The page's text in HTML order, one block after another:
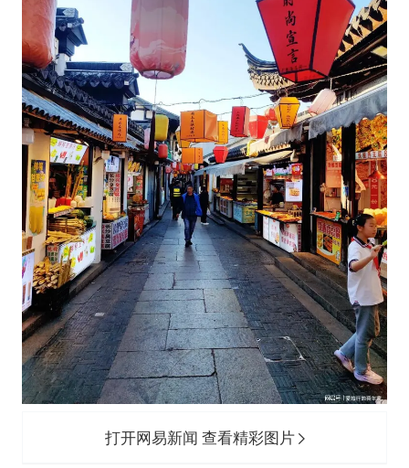
打开网易新闻 查看精彩图片